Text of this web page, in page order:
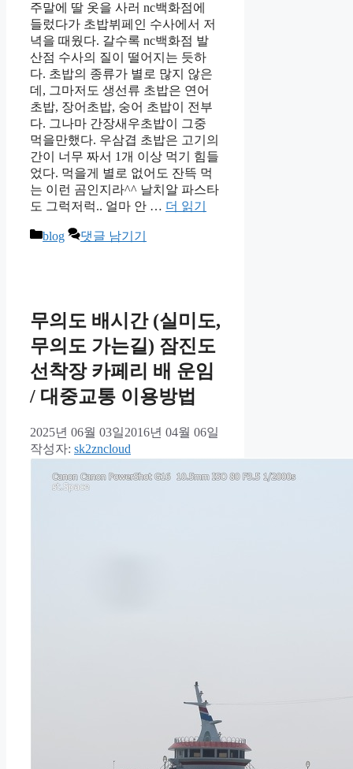
주말에 딸 옷을 사러 nc백화점에
들렀다가 초밥뷔페인 수사에서 저
녁을 때웠다. 갈수록 nc백화점 발
산점 수사의 질이 떨어지는 듯하
다. 초밥의 종류가 별로 많지 않은
데, 그마저도 생선류 초밥은 연어
초밥, 장어초밥, 숭어 초밥이 전부
다. 그나마 간장새우초밥이 그중
먹을만했다. 우삼겹 초밥은 고기의
간이 너무 짜서 1개 이상 먹기 힘들
었다. 먹을게 별로 없어도 잔뜩 먹
는 이런 곰인지라^^ 날치알 파스타
도 그럭저럭.. 얼마 안 … 더 읽기
카
blog 댓글 남기기
무의도 배시간 (실미도,
무의도 가는길) 잠진도
선착장 카페리 배 운임
/ 대중교통 이용방법
2025년 06월 03일2016년 04월 06일
작성자: sk2zncloud